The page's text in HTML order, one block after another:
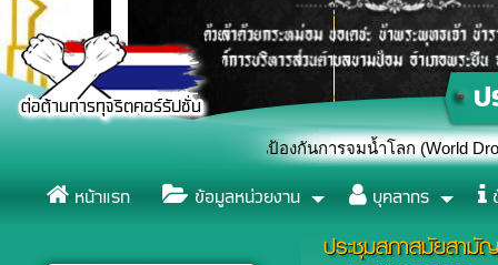
รจมน้ำ เนื่องในวันป้องกันการจมน้ำโลก (World Drowning
หน้าแรก ข้อมูลหน่วยงาน บุคลากร
ประชุมสภาสมัยส